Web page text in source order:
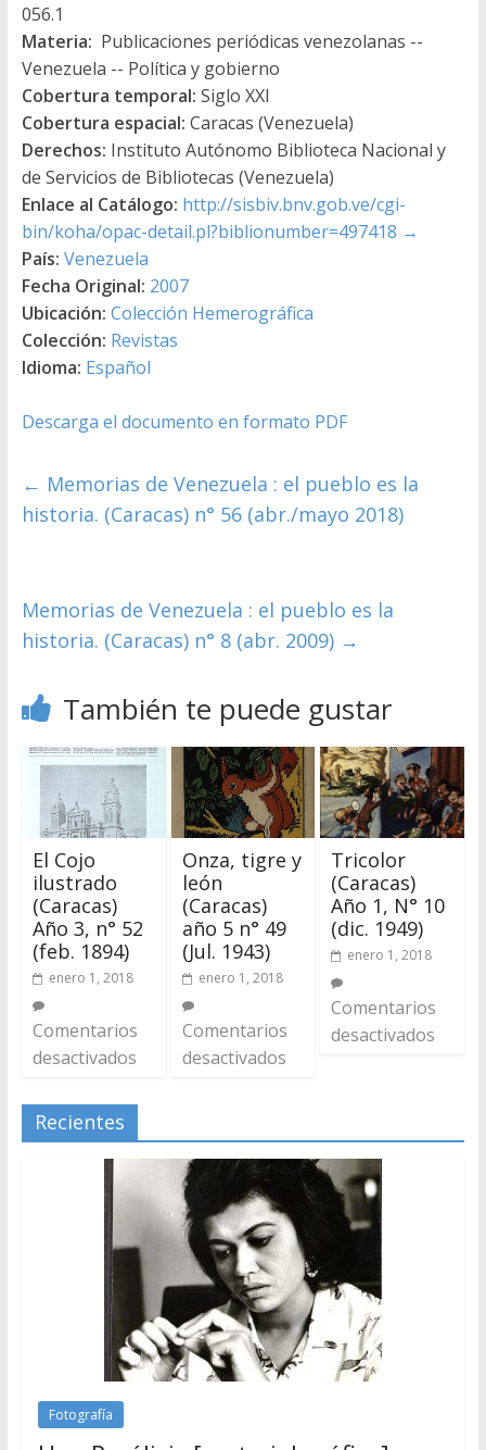
056.1
Materia: Publicaciones periódicas venezolanas --
Venezuela -- Política y gobierno
Cobertura temporal: Siglo XXI
Cobertura espacial: Caracas (Venezuela)
Derechos: Instituto Autónomo Biblioteca Nacional y
de Servicios de Bibliotecas (Venezuela)
Enlace al Catálogo: http://sisbiv.bnv.gob.ve/cgi-
bin/koha/opac-detail.pl?biblionumber=497418 →
País: Venezuela
Fecha Original: 2007
Ubicación: Colección Hemerográfica
Colección: Revistas
Idioma: Español
Descarga el documento en formato PDF
← Memorias de Venezuela : el pueblo es la
historia. (Caracas) n° 56 (abr./mayo 2018)
Memorias de Venezuela : el pueblo es la
historia. (Caracas) n° 8 (abr. 2009) →
También te puede gustar
El Cojo
ilustrado
(Caracas)
Año 3, n° 52
(feb. 1894)
enero 1, 2018
Comentarios
desactivados
Onza, tigre y
león
(Caracas)
año 5 n° 49
(Jul. 1943)
enero 1, 2018
Comentarios
desactivados
Tricolor
(Caracas)
Año 1, N° 10
(dic. 1949)
enero 1, 2018
Comentarios
desactivados
Recientes
Fotografía